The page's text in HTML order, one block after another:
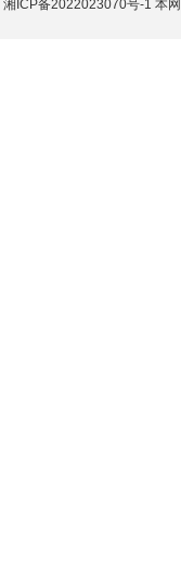
湘ICP备2022023070号-1 本